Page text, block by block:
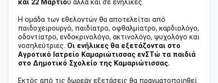
και 22 Μαρτίου αλλά και σε ενήλικες.
Η ομάδα των εθελοντών θα αποτελείται από
παιδοχειρουργό, παιδίατρο, οφθαλμίατρο, καρδιολόγο,
οδοντίατρο, ενδοκρινολόγο, ακτινολόγο, ψυχολόγο και
νοσηλεύτριες. Οι ενήλικες θα εξετάζονται στο
Αγροτικό Ιατρείο Καμαριώτισσας ενΣΤώ τα παιδιά
στο Δημοτικό Σχολείο της Καμαριώτισσας.
Εκτός από τις δωρεάν εξετάσεις θα πραγματοποιηθεί